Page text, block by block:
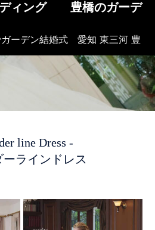
ディング 豊橋のガーデ
ーデン結婚式 愛知 東三河 豊
line Dress -
ーラインドレス